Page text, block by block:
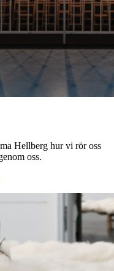
Hellberg hur vi rör oss
oss.